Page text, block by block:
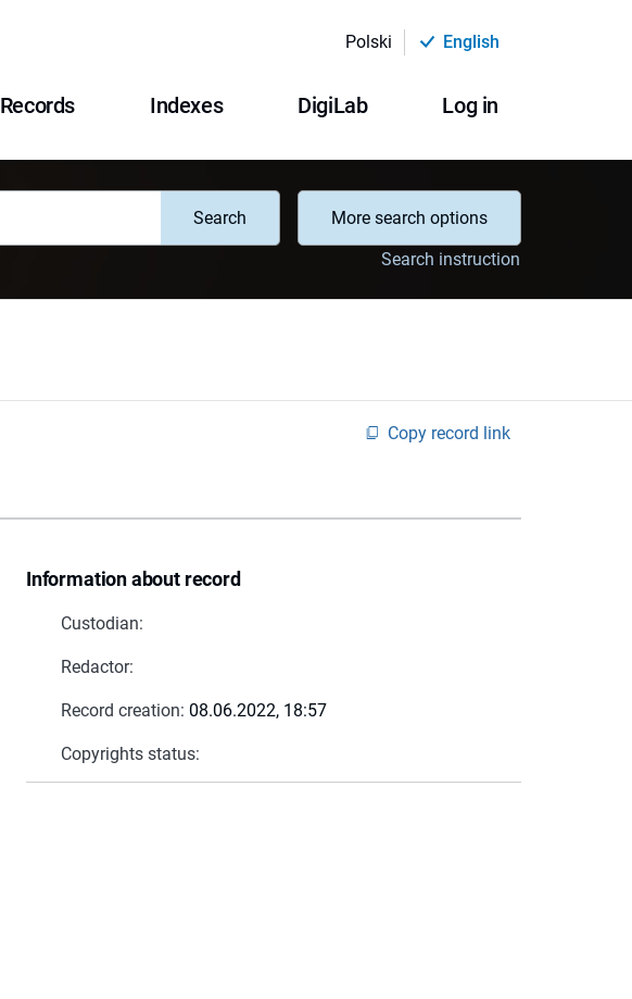
Polski English
Records Indexes DigiLab Log in
Search
More search options
Search instruction
Copy record link
Information about record
Custodian:
Redactor:
Record creation: 08.06.2022, 18:57
Copyrights status: